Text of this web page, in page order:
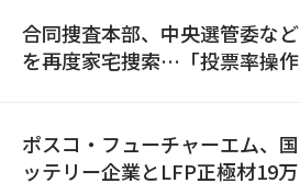
合同捜査本部、中央選管委な
を再度家宅捜索…「投票率操
ポスコ・フューチャーエム、
ッテリー企業とLFP正極材19